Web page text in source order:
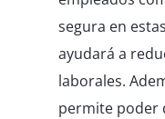
segura en
ayudará a
laborales.
permite poder